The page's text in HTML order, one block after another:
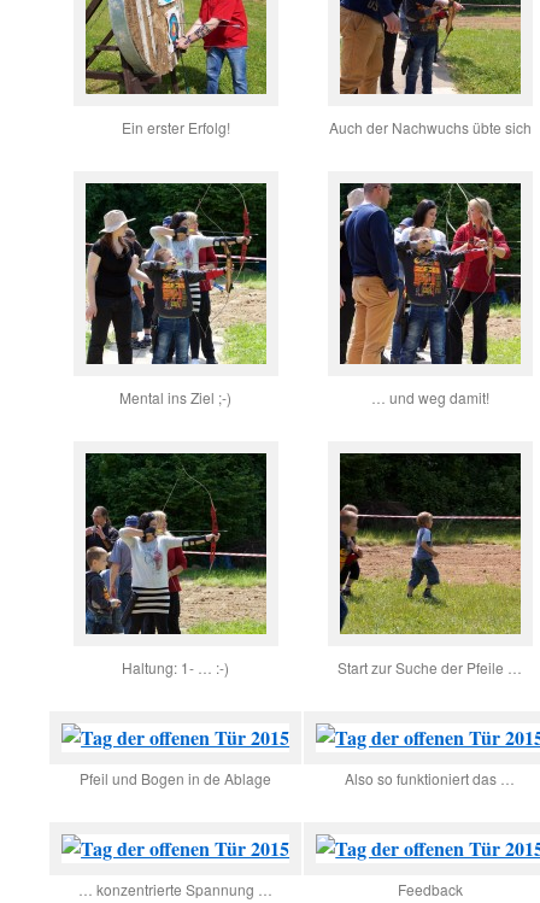
Ein erster Erfolg! Auch der Nachwuchs übte sich
Mental ins Ziel ;-) … und weg damit!
Haltung: 1- … :-) Start zur Suche der Pfeile …
Pfeil und Bogen in de Ablage Also so funktioniert das …
… konzentrierte Spannung … Feedback